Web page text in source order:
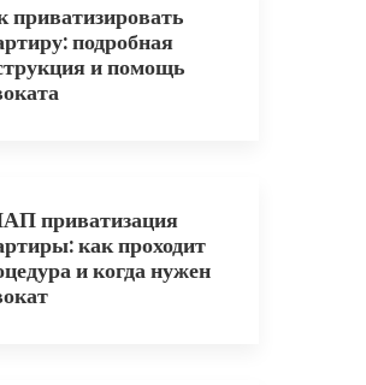
приватизировать
подробная
и помощь
приватизация
как проходит
и когда нужен